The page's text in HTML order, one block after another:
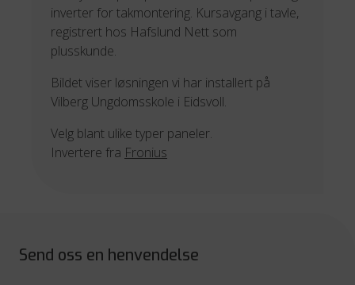
inverter for takmontering. Kursavgang i tavle,
registrert hos Hafslund Nett som
plusskunde.
Bildet viser løsningen vi har installert på
Vilberg Ungdomsskole i Eidsvoll.
Velg blant ulike typer paneler.
Invertere fra Fronius
Send oss en henvendelse